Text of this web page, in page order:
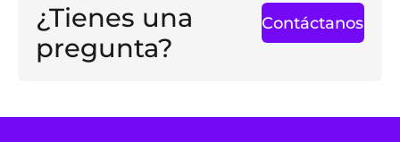
¿Tienes una
pregunta?
Contáctanos